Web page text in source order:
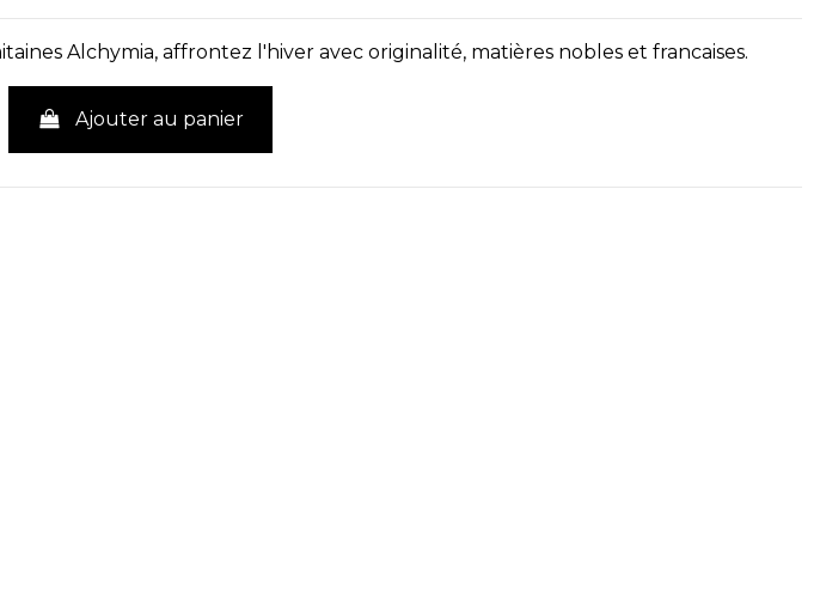
Alchymia, affrontez l'hiver avec originalité, matières nobles et francaises.
Ajouter au panier